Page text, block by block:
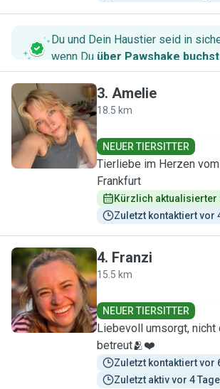
Du und Dein Haustier seid in
wenn Du über Pawshake
A
3. Amelie
18.5 km
NEUER TIERSITTER
Tierliebe im Herzen
Frankfurt
Kürzlich aktualisierter
Zuletzt kontaktiert vor
F
4. Franzi
15.5 km
NEUER TIERSITTER
Liebevoll umsorgt, nicht
betreut🫂❤️
Zuletzt kontaktiert vor
Zuletzt aktiv vor 4